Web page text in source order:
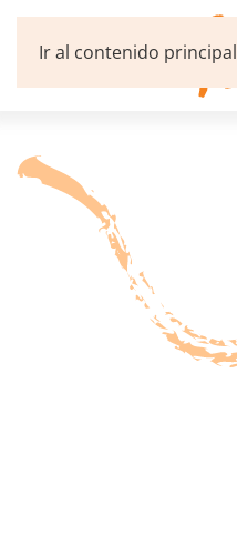
Ir al contenido principal